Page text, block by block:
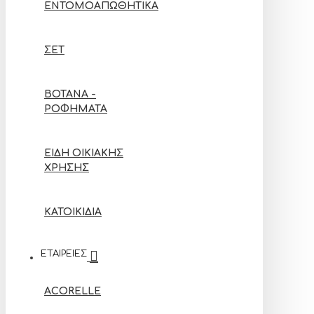
ΕΝΤΟΜΟΑΠΩΘΗΤΙΚΆ
ΣΕΤ
ΒΌΤΑΝΑ -
ΡΟΦΉΜΑΤΑ
ΕΊΔΗ ΟΙΚΙΑΚΉΣ
ΧΡΉΣΗΣ
ΚΑΤΟΙΚΊΔΙΑ
ΕΤΑΙΡΕΙΕΣ
ACORELLE